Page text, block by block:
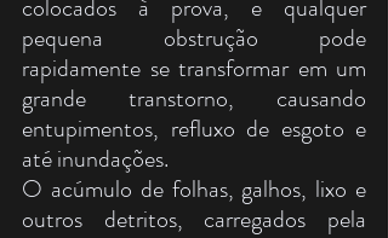
colocados à prova, e qualquer
pequena obstrução pode
rapidamente se transformar em um
grande transtorno, causando
entupimentos, refluxo de esgoto e
até inundações.
O acúmulo de folhas, galhos, lixo e
outros detritos, carregados pela